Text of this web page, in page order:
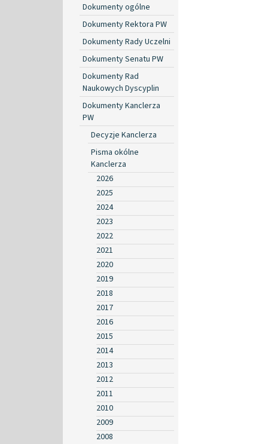
Dokumenty ogólne
Dokumenty Rektora PW
Dokumenty Rady Uczelni
Dokumenty Senatu PW
Dokumenty Rad
Naukowych Dyscyplin
Dokumenty Kanclerza
PW
Decyzje Kanclerza
Pisma okólne
Kanclerza
2026
2025
2024
2023
2022
2021
2020
2019
2018
2017
2016
2015
2014
2013
2012
2011
2010
2009
2008